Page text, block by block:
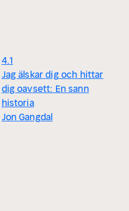
4.1
Jag älskar dig och hittar
dig oavsett: En sann
historia
Jon Gangdal